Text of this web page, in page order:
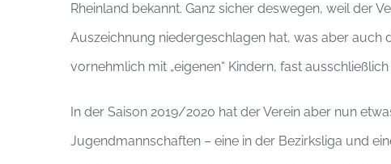
Rheinland bekannt. Ganz sicher deswegen, weil der
Auszeichnung niedergeschlagen hat, was aber auch
vornehmlich mit „eigenen“ Kindern, fast ausschließlich
In der Saison 2019/2020 hat der Verein aber nun
Jugendmannschaften – eine in der Bezirksliga und